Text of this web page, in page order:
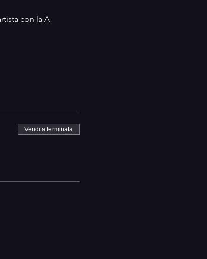
con la A
Vendita terminata